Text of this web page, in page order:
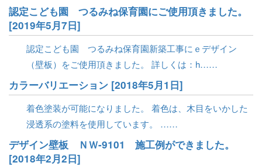
認定こども園 つるみね保育園にご使用頂きました。
[2019年5月7日]
認定こども園 つるみね保育園新築工事にｅデザイン
（壁板）をご使用頂きました。 詳しくは：h……
カラーバリエーション [2018年5月1日]
着色塗装が可能になりました。 着色は、木目をいかした
浸透系の塗料を使用しています。 ……
デザイン壁板 ＮＷ-9101 施工例ができました。
[2018年2月2日]